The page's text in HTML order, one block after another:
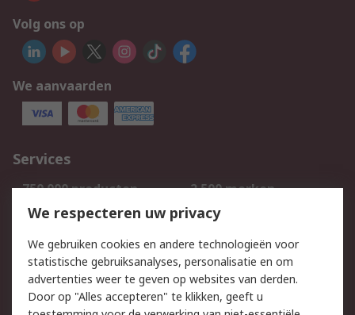
Volg ons op
We aanvaarden
Services
750.000 producten
2.500 merken
Bestellen
Inkoopoplossingen
Track & Trace
Wettelijk
We respecteren uw privacy
We gebruiken cookies en andere technologieën voor
statistische gebruiksanalyses, personalisatie en om
advertenties weer te geven op websites van derden.
Door op "Alles accepteren" te klikken, geeft u